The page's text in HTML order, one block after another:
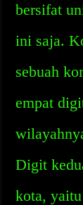
bersifat
ini saja.
sebuah
empat
Digit
kota,